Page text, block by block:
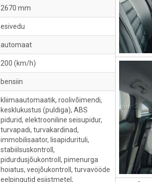
2670 mm
esivedu
automaat
200 (km/h)
bensiin
kliimaautomaatik, roolivõimendi,
kesklukustus (puldiga), ABS
pidurid, elektrooniline seisupidur,
turvapadi, turvakardinad,
immobilisaator, lisapidurituli,
stabiilsuskontroll,
pidurdusjõukontroll, pimenurga
hoiatus, veojõukontroll, turvavööde
eelpingutid esiistmetel,